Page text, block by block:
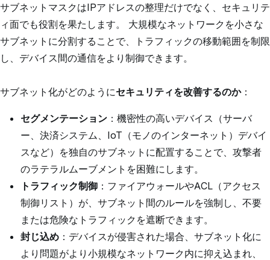
サブネットマスクはIPアドレスの整理だけでなく、セキュリテ
ィ面でも役割を果たします。 大規模なネットワークを小さな
サブネットに分割することで、トラフィックの移動範囲を制限
し、デバイス間の通信をより制御できます。
サブネット化がどのようにセキュリティを改善するのか：
セグメンテーション：機密性の高いデバイス（サーバ
ー、決済システム、IoT（モノのインターネット）デバイ
スなど）を独自のサブネットに配置することで、攻撃者
のラテラルムーブメントを困難にします。
トラフィック制御：ファイアウォールやACL（アクセス
制御リスト）が、サブネット間のルールを強制し、不要
または危険なトラフィックを遮断できます。
封じ込め：デバイスが侵害された場合、サブネット化に
より問題がより小規模なネットワーク内に抑え込まれ、